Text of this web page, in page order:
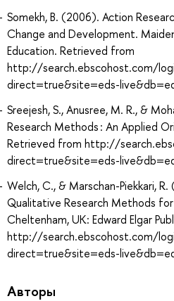
Somekh, B. (2006). Action
Change and Development.
Education. Retrieved from
http://search.ebscohost.com/
direct=true&site=eds-
Sreejesh, S., Anusree, M. R., &
Research Methods : An Applied
Retrieved from http://
direct=true&site=eds-
Welch, C., & Marschan-Piekkari,
Qualitative Research Methods for
Cheltenham, UK: Edward Elgar
http://search.ebscohost.com/
direct=true&site=eds-
Авторы